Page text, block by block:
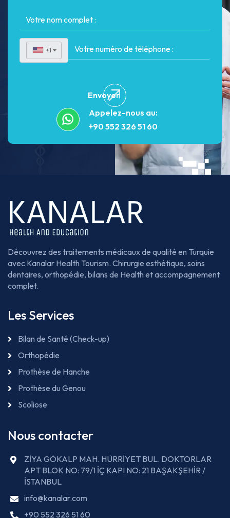
+1 ▼
Envoyer
Appelez-nous au:
+90 552 326 51 60
Découvrez des traitements médicaux de qualité en Turquie
avec Kanalar Health Tourism. Chirurgie esthétique, soins
dentaires, orthopédie, bilans de Health et accompagnement
complet.
Les Services
Bilan de Santé (Check-up)
Orthopédie
Prothèse de Hanche
Prothèse du Genou
Scoliose
Nous contacter
ZİYA GÖKALP MAH. HÜRRİYET BUL. DOKTORLAR
APT BLOK NO: 79/1 İÇ KAPI NO: 21 BAŞAKŞEHİR /
İSTANBUL
info@kanalar.com
+90 552 326 51 60